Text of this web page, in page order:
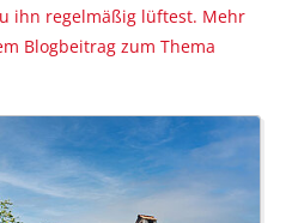
ihn regelmäßig lüftest. Mehr
Blogbeitrag zum Thema